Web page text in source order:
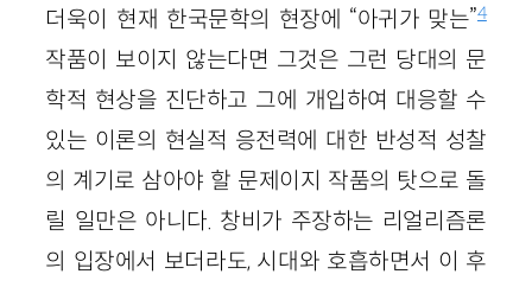
더욱이 현재 한국문학의 현장에 “아귀가 맞는”4
작품이 보이지 않는다면 그것은 그런 당대의 문
학적 현상을 진단하고 그에 개입하여 대응할 수
있는 이론의 현실적 응전력에 대한 반성적 성찰
의 계기로 삼아야 할 문제이지 작품의 탓으로 돌
릴 일만은 아니다. 창비가 주장하는 리얼리즘론
의 입장에서 보더라도, 시대와 호흡하면서 이 후